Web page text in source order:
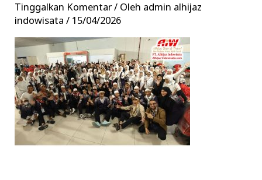
Tinggalkan Komentar/ Oleh admin alhijaz
indowisata/ 15/04/2026